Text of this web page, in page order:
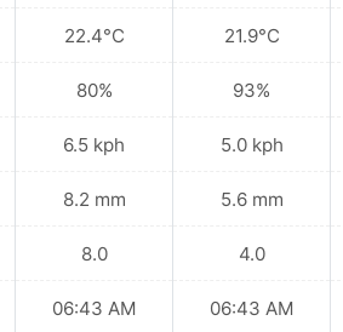
22.4°C
80%
6.5 kph
8.2 mm
8.0
06:43 AM
21.9°C
93%
5.0 kph
5.6 mm
4.0
06:43 AM